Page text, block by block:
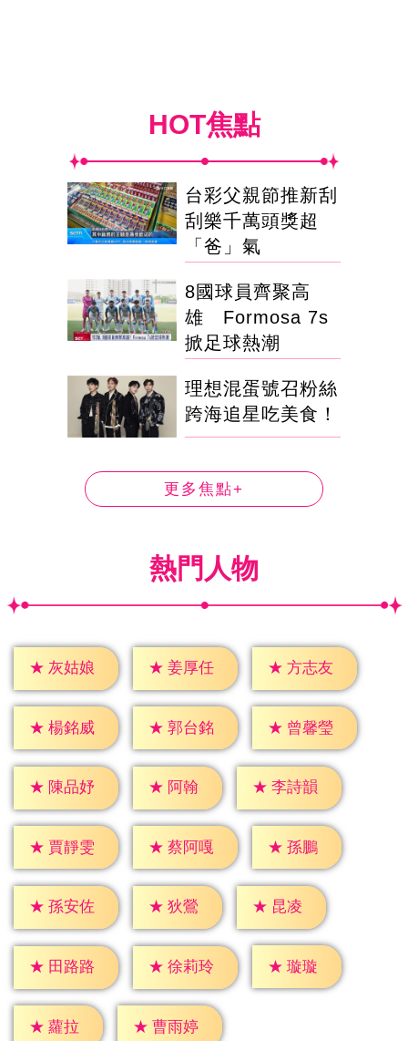
HOT焦點
台彩父親節推新刮
刮樂千萬頭獎超
「爸」氣
8國球員齊聚高
雄 Formosa 7s
掀足球熱潮
理想混蛋號召粉絲
跨海追星吃美食！
更多焦點+
熱門人物
★ 灰姑娘 ★ 姜厚任 ★ 方志友
★ 楊銘威 ★ 郭台銘 ★ 曾馨瑩
★ 陳品妤 ★ 阿翰 ★ 李詩韻
★ 賈靜雯 ★ 蔡阿嘎 ★ 孫鵬
★ 孫安佐 ★ 狄鶯 ★ 昆凌
★ 田路路 ★ 徐莉玲 ★ 璇璇
★ 蘿拉 ★ 曹雨婷